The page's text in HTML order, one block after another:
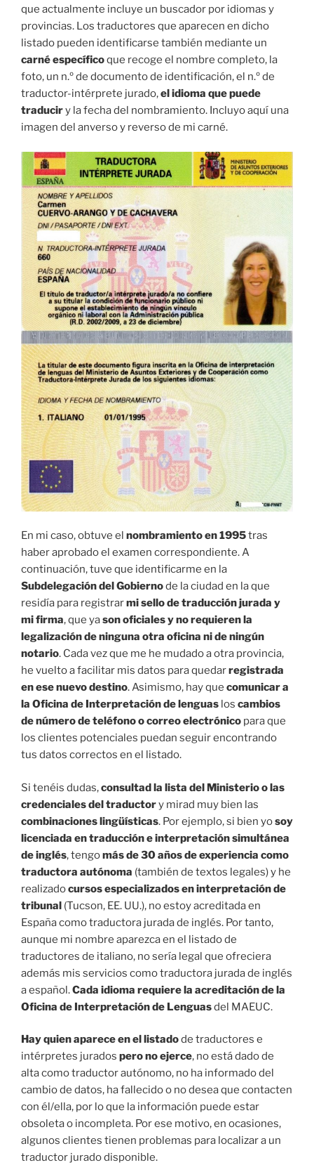
que actualmente incluye un buscador por idiomas y
provincias. Los traductores que aparecen en dicho
listado pueden identificarse también mediante un
carné específicoque recoge el nombre completo, la
foto, un n.º de documento de identificación, el n.º de
traductor-intérprete jurado,el idioma que puede
traduciry la fecha del nombramiento. Incluyo aquí una
imagen del anverso y reverso de mi carné.
En mi caso, obtuve el nombramiento en 1995tras
haber aprobado el examen correspondiente. A
continuación, tuve que identificarme en la
Subdelegación del Gobiernode la ciudad en la que
residía para registrarmi sello de traducción jurada y
mi firma, que yason oficiales y no requieren la
legalización de ninguna otra oficina ni de ningún
notario. Cada vez que me he mudado a otra provincia,
he vuelto a facilitar mis datos para quedarregistrada
en ese nuevo destino. Asimismo, hay que comunicar a
la Oficina de Interpretación de lenguas los cambios
de número de teléfono o correo electrónico para que
los clientes potenciales puedan seguir encontrando
tus datos correctos en el listado.
Si tenéis dudas,consultad la lista del Ministerio o las
credenciales del traductory mirad muy bien las
combinaciones lingüísticas. Por ejemplo, si bien yosoy
licenciada en traducción e interpretación simultánea
de inglés, tengomás de 30 años de experiencia como
traductora autónoma (también de textos legales) y he
realizadocursos especializados en interpretación de
tribunal (Tucson, EE. UU.), no estoy acreditada en
España como traductora jurada de inglés. Por tanto,
aunque mi nombre aparezca en el listado de
traductores de italiano, no sería legal que ofreciera
además mis servicios como traductora jurada de inglés
a español.Cada idioma requiere la acreditación de la
Oficina de Interpretación de Lenguasdel MAEUC.
Hay quien aparece en el listadode traductores e
intérpretes jurados pero no ejerce, no está dado de
alta como traductor autónomo, no ha informado del
cambio de datos, ha fallecido o no desea que contacten
con él/ella, por lo que la información puede estar
obsoleta o incompleta. Por ese motivo, en ocasiones,
algunos clientes tienen problemas para localizar a un
traductor jurado disponible.